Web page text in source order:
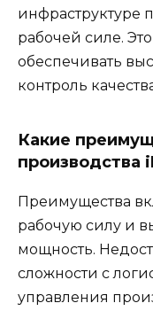
инфраструктуре
рабочей силе.
обеспечивать
контроль
Какие
производства
Преимущества
рабочую силу и
мощность.
сложности с
управления